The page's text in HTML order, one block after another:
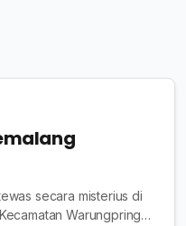
secara misterius di
Warungpring